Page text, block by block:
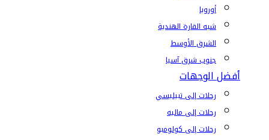
أوروبا
شبه القارة الهندية
الشرق الأوسط
جنوب شرق آسيا
أفضل الوجهات
رحلات إلى تبيليسي
رحلات إلى ماليه
رحلات إلى كولومبو